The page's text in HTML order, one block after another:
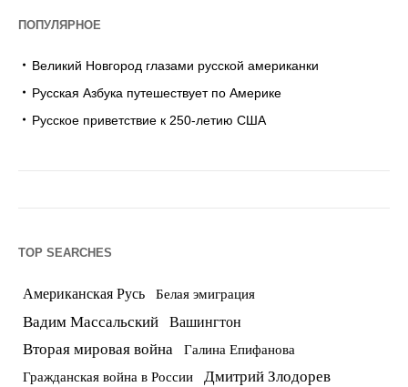
ПОПУЛЯРНОЕ
Великий Новгород глазами русской американки
Русская Азбука путешествует по Америке
Русское приветствие к 250-летию США
TOP SEARCHES
Американская Русь Белая эмиграция
Вадим Массальский Вашингтон
Вторая мировая война Галина Епифанова
Гражданская война в России Дмитрий Злодорев